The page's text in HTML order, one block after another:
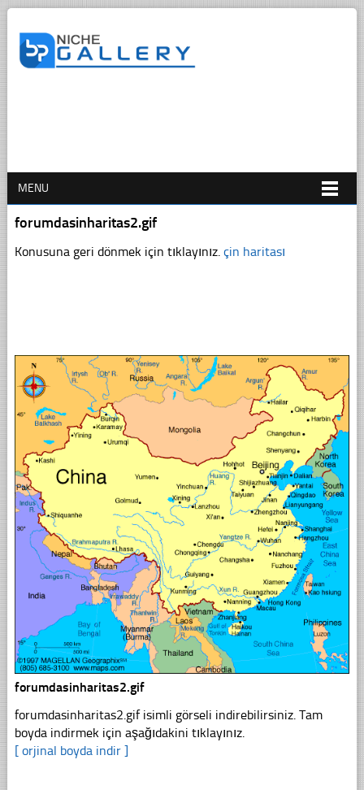
MENU
forumdasinharitas2.gif
Konusuna geri dönmek için tıklayınız. çin haritası
forumdasinharitas2.gif
forumdasinharitas2.gif isimli görseli indirebilirsiniz. Tam
boyda indirmek için aşağıdakini tıklayınız.
[ orjinal boyda indir ]